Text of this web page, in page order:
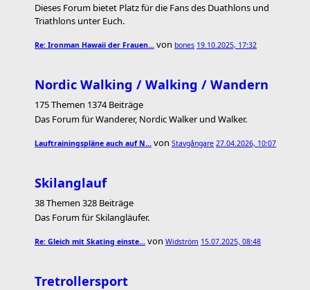
Dieses Forum bietet Platz für die Fans des Duathlons und
Triathlons unter Euch.
Re: Ironman Hawaii der Frauen… von bones 19.10.2025, 17:32
Nordic Walking / Walking / Wandern
175 Themen 1374 Beiträge
Das Forum für Wanderer, Nordic Walker und Walker.
Lauftrainingspläne auch auf N… von Stavgångare 27.04.2026, 10:07
Skilanglauf
38 Themen 328 Beiträge
Das Forum für Skilangläufer.
Re: Gleich mit Skating einste… von Widström 15.07.2025, 08:48
Tretrollersport